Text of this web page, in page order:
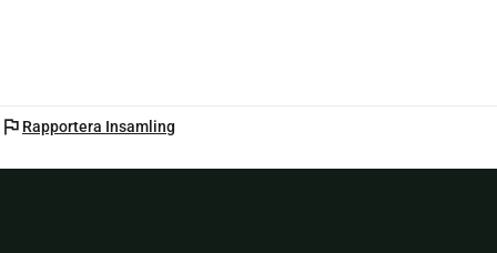
flag Rapportera Insamling